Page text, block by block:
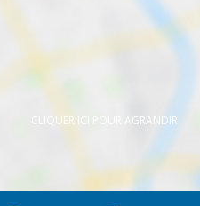
CLIQUER ICI POUR AGRANDIR